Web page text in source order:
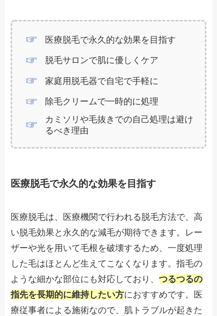
医療脱毛で永久的な効果を目指す
脱毛サロンで肌に優しくケア
家庭用脱毛器で自宅で手軽に
除毛クリームで一時的に処理
カミソリや毛抜きでの自己処理は避け
るべき理由
医療脱毛で永久的な効果を目指す
医療脱毛は、医療機関で行われる脱毛方法で、高
い脱毛効果と永久的な減毛が期待できます。レー
ザーや光を用いて毛根を破壊するため、一度処理
した毛はほとんど生えてこなくなります。指毛の
ような細かな部位にも対応しており、つるつるの
指先を長期的に維持したい方におすすめです。医
療従事者による施術なので、肌トラブルが起きた